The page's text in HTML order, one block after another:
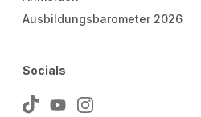
Ausbildungsbarometer 2026
Socials